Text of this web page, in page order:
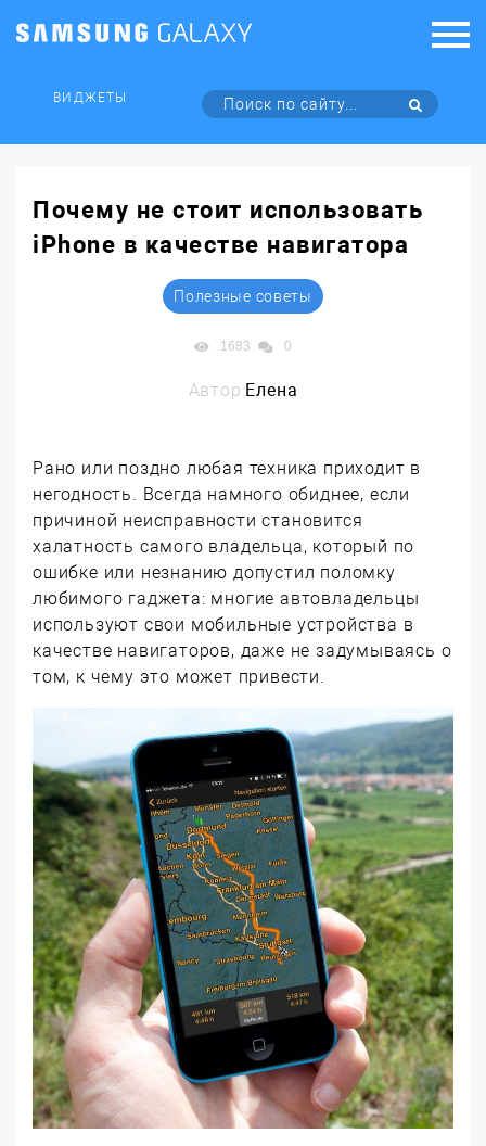
ВИДЖЕТЫ
Почему не стоит использовать
iPhone в качестве навигатора
Полезные советы
1683 0
Автор:Елена
Рано или поздно любая техника приходит в
негодность. Всегда намного обиднее, если
причиной неисправности становится
халатность самого владельца, который по
ошибке или незнанию допустил поломку
любимого гаджета: многие автовладельцы
используют свои мобильные устройства в
качестве навигаторов, даже не задумываясь о
том, к чему это может привести.